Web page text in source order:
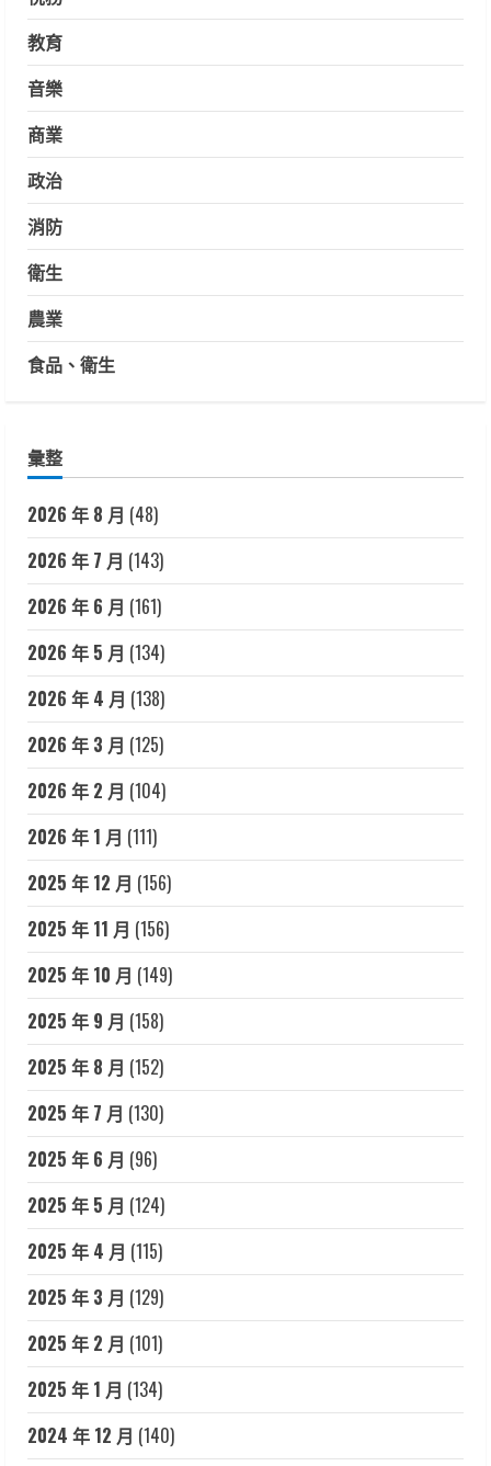
教育
音樂
商業
政治
消防
衛生
農業
食品、衛生
彙整
2026 年 8 月 (48)
2026 年 7 月 (143)
2026 年 6 月 (161)
2026 年 5 月 (134)
2026 年 4 月 (138)
2026 年 3 月 (125)
2026 年 2 月 (104)
2026 年 1 月 (111)
2025 年 12 月 (156)
2025 年 11 月 (156)
2025 年 10 月 (149)
2025 年 9 月 (158)
2025 年 8 月 (152)
2025 年 7 月 (130)
2025 年 6 月 (96)
2025 年 5 月 (124)
2025 年 4 月 (115)
2025 年 3 月 (129)
2025 年 2 月 (101)
2025 年 1 月 (134)
2024 年 12 月 (140)